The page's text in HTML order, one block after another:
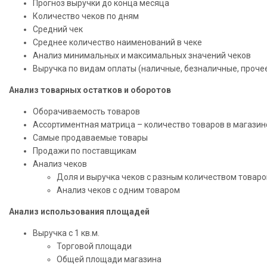
Прогноз выручки до конца месяца
Количество чеков по дням
Средний чек
Среднее количество наименований в чеке
Анализ минимальных и максимальных значений чеков
Выручка по видам оплаты (наличные, безналичные,
Анализ товарных остатков и оборотов
Оборачиваемость товаров
Ассортиментная матрица – количество товаров в
Самые продаваемые товары
Продажи по поставщикам
Анализ чеков
Доля и выручка чеков с разным количеством
Анализ чеков с одним товаром
Анализ использования площадей
Выручка с 1 кв.м.
Торговой площади
Общей площади магазина